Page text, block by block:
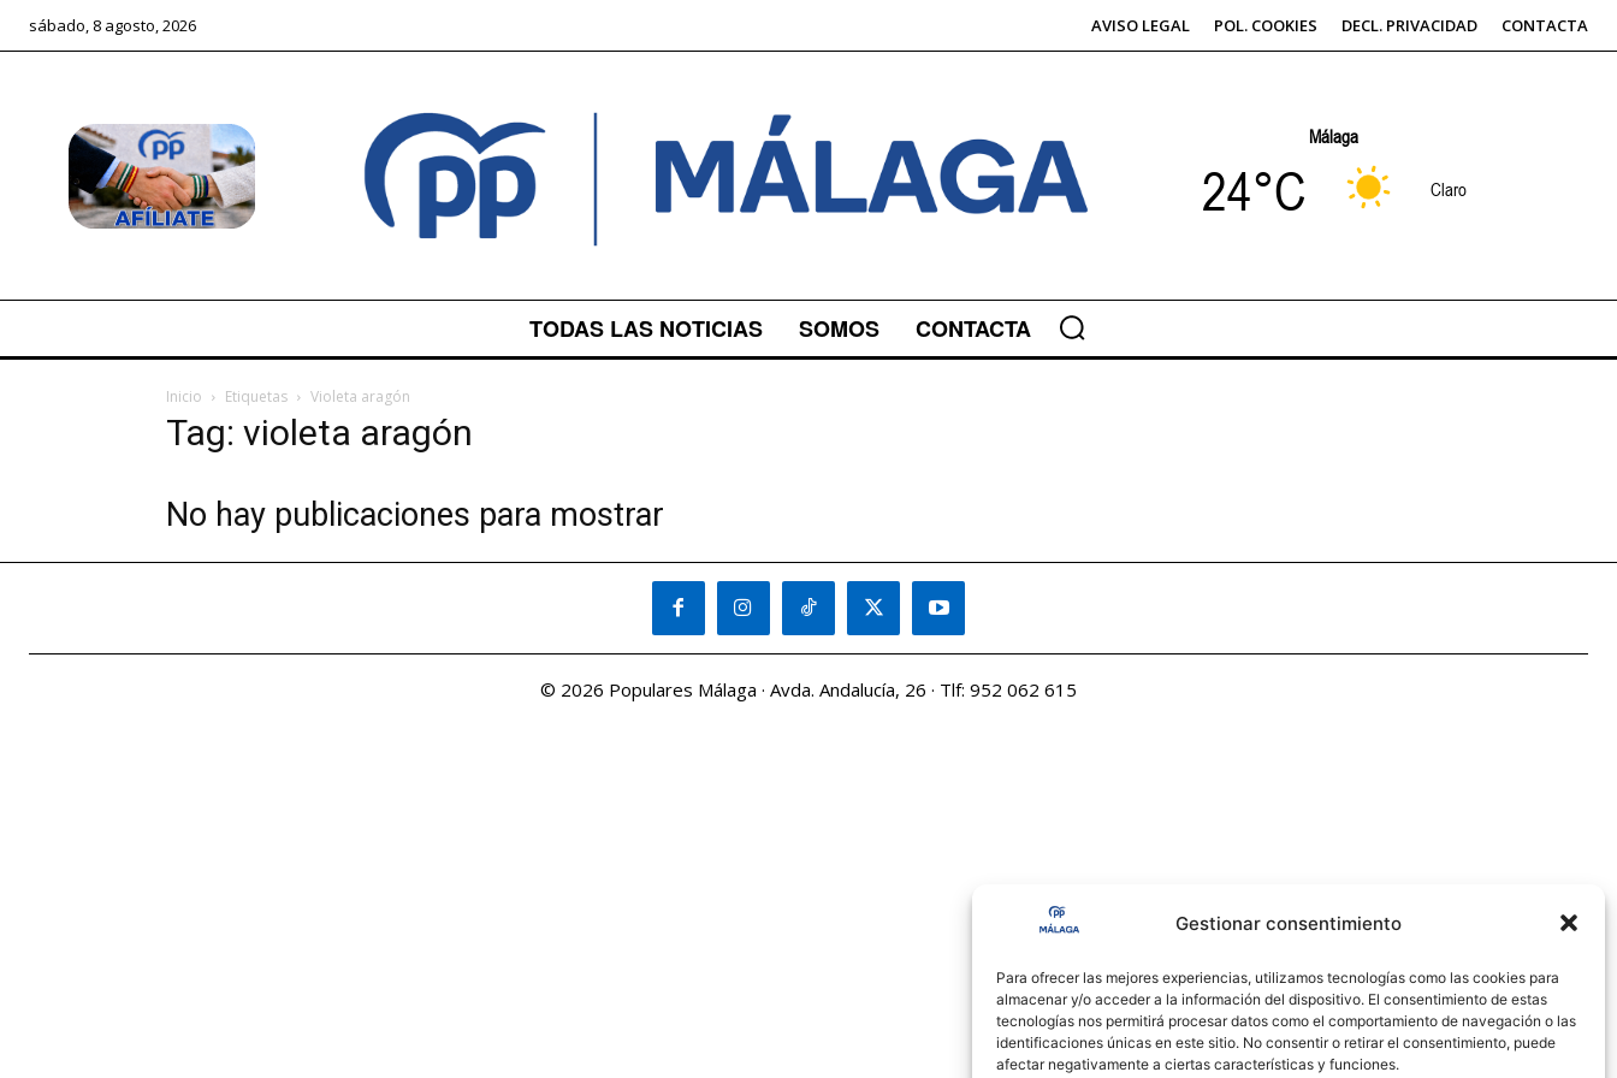
Gestionar consentimiento
Para ofrecer las mejores experiencias, utilizamos tecnologías como las cookies para
almacenar y/o acceder a la información del dispositivo. El consentimiento de estas
tecnologías nos permitirá procesar datos como el comportamiento de navegación o las
identificaciones únicas en este sitio. No consentir o retirar el consentimiento, puede
afectar negativamente a ciertas características y funciones.
sábado, 8 agosto, 2026 AVISO LEGAL POL. COOKIES DECL. PRIVACIDAD CONTACTA
Málaga
24°C Claro
TODAS LAS NOTICIAS SOMOS CONTACTA
Inicio Etiquetas Violeta aragón
Tag: violeta aragón
No hay publicaciones para mostrar
© 2026 Populares Málaga · Avda. Andalucía, 26 · Tlf: 952 062 615